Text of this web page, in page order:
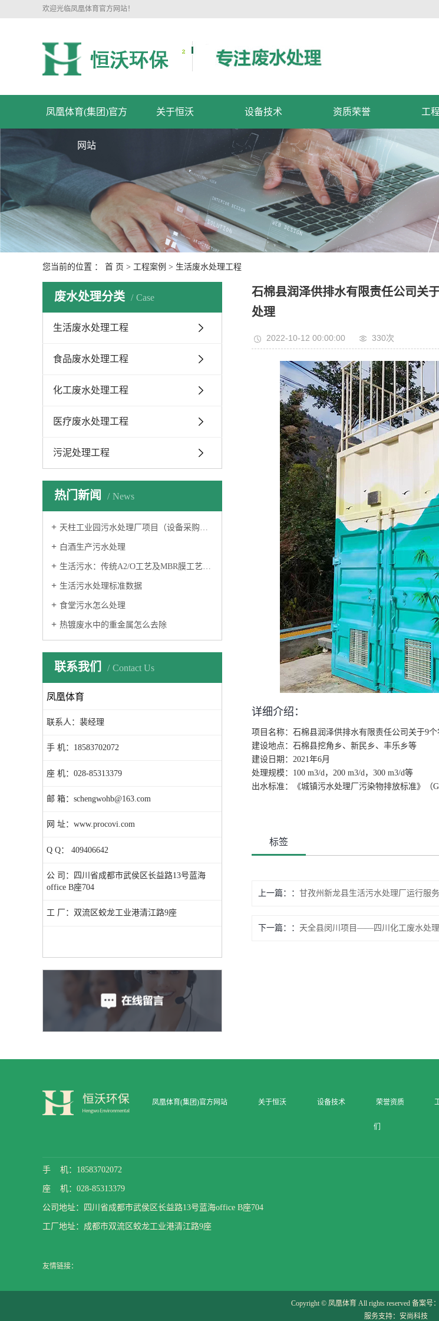
欢迎光临凤凰体育官方网站！
凤凰体育(集团)官方
网站
关于恒沃 设备技术 资质荣誉 工
您当前的位置 ： 首 页 > 工程案例 > 生活废水处理工程
废水处理分类 Case
生活废水处理工程
食品废水处理工程
化工废水处理工程
医疗废水处理工程
污泥处理工程
热门新闻 News
天柱工业园污水处理厂项目（设备采购及安装工程）顺利验收
白酒生产污水处理
生活污水：传统A2/O工艺及MBR膜工艺特性研究
生活污水处理标准数据
食堂污水怎么处理
热镀废水中的重金属怎么去除
联系我们 Contact Us
凤凰体育
联系人：裴经理
手 机：18583702072
座 机：028-85313379
邮 箱：schengwohb@163.com
网 址：www.procovi.com
Q Q： 409406642
公 司：四川省成都市武侯区长益路13号蓝海
office B座704
工 厂：双流区蛟龙工业港清江路9座
石棉县润泽供排水有限责任公司关
处理
2022-10-12 00:00:00 330次
详细介绍：
项目名称：石棉县润泽供排水有限责任公司关于9
建设地点：石棉县挖角乡、新民乡、丰乐乡等
建设日期：2021年6月
处理规模：100 m3/d，200 m3/d，300 m3/d等
出水标准：《城镇污水处理厂污染物排放标准》（
标签
上一篇： 甘孜州新龙县生活污水处理厂运行服
下一篇： 天全县闵川项目——四川化工废水处理
凤凰体育(集团)官方网站 关于恒沃 设备技术 荣誉资质
们
手 机：18583702072
座 机：028-85313379
公司地址：四川省成都市武侯区长益路13号蓝海office B座704
工厂地址：成都市双流区蛟龙工业港清江路9座
友情链接：
Copyright © 凤凰体育 All rights reserved 备案号：
服务支持： 安尚科技